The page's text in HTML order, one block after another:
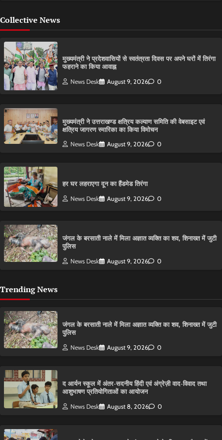
Collective News
मुख्यमंत्री ने प्रदेशवासियों से स्वतंत्रता दिवस पर अपने घरों में तिरंगा
फहराने का किया आवाह्न
News Desk August 9, 2026 0
मुख्यमंत्री ने उत्तराखण्ड क्षत्रिय कल्याण समिति की वेबसाइट एवं
क्षत्रिय जागरण स्मारिका का किया विमोचन
News Desk August 9, 2026 0
हर घर लहराएगा दून का हैंडमेड तिरंगा
News Desk August 9, 2026 0
​जंगल के बरसाती नाले में मिला अज्ञात व्यक्ति का शव, शिनाख्त में जुटी
पुलिस
News Desk August 9, 2026 0
Trending News
​जंगल के बरसाती नाले में मिला अज्ञात व्यक्ति का शव, शिनाख्त में जुटी
पुलिस
News Desk August 9, 2026 0
द आर्यन स्कूल में अंतर-सदनीय हिंदी एवं अंग्रेज़ी वाद-विवाद तथा
आशुभाषण प्रतियोगिताओं का आयोजन
News Desk August 8, 2026 0